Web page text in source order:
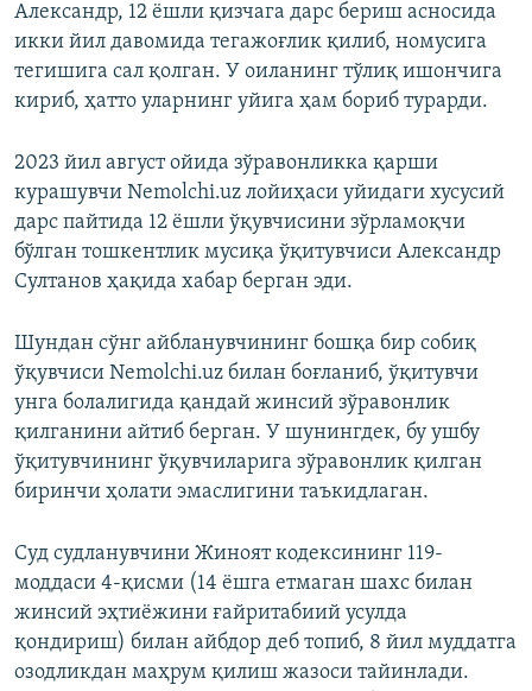
Александр, 12 ёшли қизчага дарс бериш асносида
икки йил давомида тегажоғлик қилиб, номусига
тегишига сал қолган. У оиланинг тўлиқ ишончига
кириб, ҳатто уларнинг уйига ҳам бориб турарди.
2023 йил август ойида зўравонликка қарши
курашувчи Nemolchi.uz лойиҳаси уйидаги хусусий
дарс пайтида 12 ёшли ўқувчисини зўрламоқчи
бўлган тошкентлик мусиқа ўқитувчиси Александр
Султанов ҳақида хабар берган эди.
Шундан сўнг айбланувчининг бошқа бир собиқ
ўқувчиси Nemolchi.uz билан боғланиб, ўқитувчи
унга болалигида қандай жинсий зўравонлик
қилганини айтиб берган. У шунингдек, бу ушбу
ўқитувчининг ўқувчиларига зўравонлик қилган
биринчи ҳолати эмаслигини таъкидлаган.
Суд судланувчини Жиноят кодексининг 119-
моддаси 4-қисми (14 ёшга етмаган шахс билан
жинсий эҳтиёжини ғайритабиий усулда
қондириш) билан айбдор деб топиб, 8 йил муддатга
озодликдан маҳрум қилиш жазоси тайинлади.